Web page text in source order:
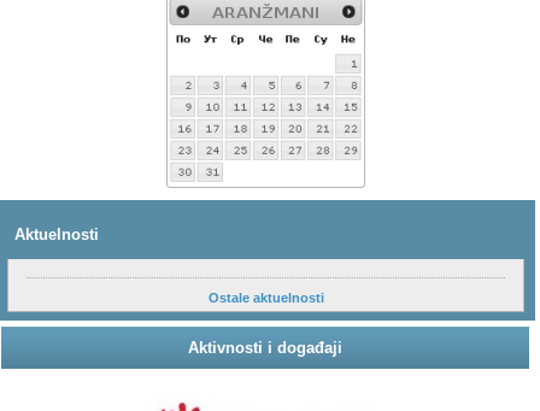
Aktuelnosti
Ostale aktuelnosti
Aktivnosti i događaji